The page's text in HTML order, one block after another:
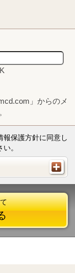
」からのメ
報保護方針に同意し
。